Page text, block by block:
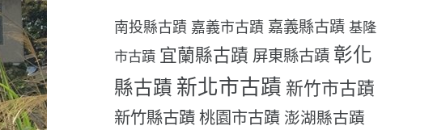
南投縣古蹟 嘉義市古蹟 嘉義縣古蹟 基隆
市古蹟 宜蘭縣古蹟 屏東縣古蹟 彰化
縣古蹟 新北市古蹟 新竹市古蹟
新竹縣古蹟 桃園市古蹟 澎湖縣古蹟